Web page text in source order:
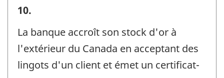
Exemples
-
Identificateur
de
10.
La banque accroît son stock d'or à
l'extérieur du Canada en acceptant des
lingots d'un client et émet un certificat-